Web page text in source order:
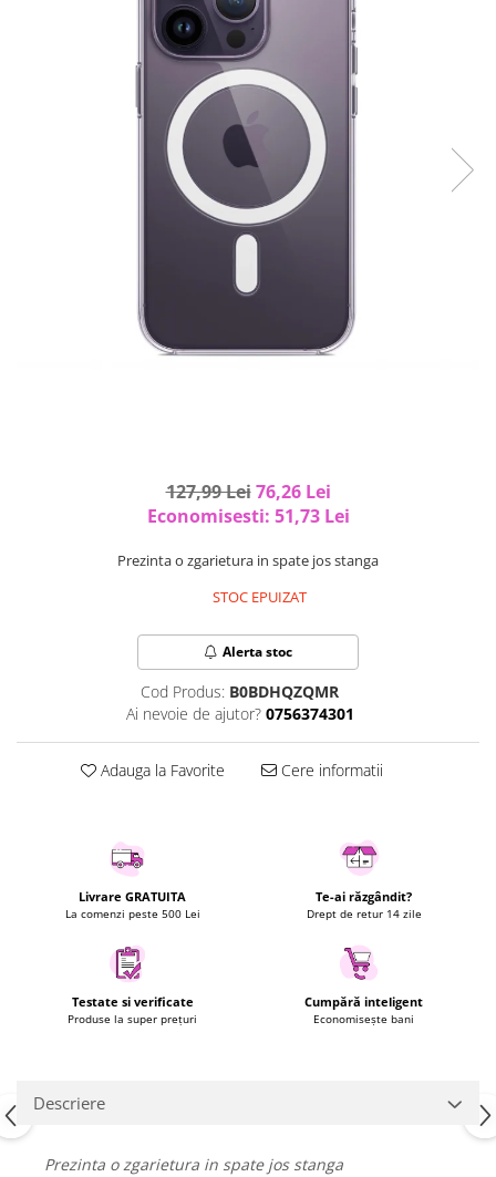
Curatenie si intretinere
Iluminat & Electrice
Kit-uri automatizari porti si usi
Organizare si depozitare
Laptopuri si Accesorii
Telefoane Mobile & accesorii
Wearable & Gadgeturi
Electrocasnice & Climatizare
Accesorii si piese masini spalat
rufe si uscatoare
Aparate Frigorifice
Aparate Racire Aer
Aragaze si cuptoare cu microunde
Climatizare & sisteme de incalzire
Electrocasnice pentru Bucatarie
Fiare de calcat si masini de cusut
Fashion
Bijuterii
Ceasuri barbatesti
127,99 Lei 76,26 Lei
Economisesti: 51,73 Lei
Prezinta o zgarietura in spate jos stanga
STOC EPUIZAT
Alerta stoc
Cod Produs: B0BDHQZQMR
Ai nevoie de ajutor? 0756374301
Adauga la Favorite Cere informatii
Livrare GRATUITA
La comenzi peste 500 Lei
Te-ai răzgândit?
Drept de retur 14 zile
Testate si verificate
Produse la super prețuri
Cumpără inteligent
Economisește bani
Descriere
Prezinta o zgarietura in spate jos stanga